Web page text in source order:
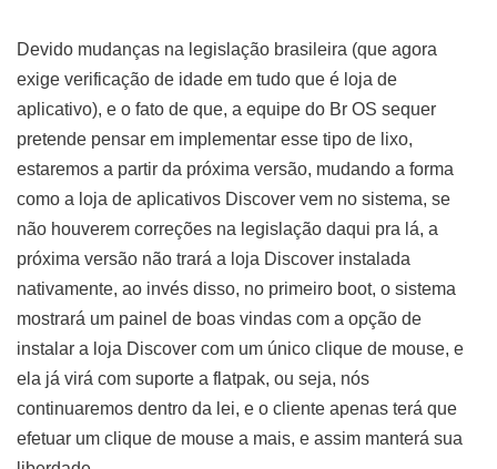
Devido mudanças na legislação brasileira (que agora
exige verificação de idade em tudo que é loja de
aplicativo), e o fato de que, a equipe do Br OS sequer
pretende pensar em implementar esse tipo de lixo,
estaremos a partir da próxima versão, mudando a forma
como a loja de aplicativos Discover vem no sistema, se
não houverem correções na legislação daqui pra lá, a
próxima versão não trará a loja Discover instalada
nativamente, ao invés disso, no primeiro boot, o sistema
mostrará um painel de boas vindas com a opção de
instalar a loja Discover com um único clique de mouse, e
ela já virá com suporte a flatpak, ou seja, nós
continuaremos dentro da lei, e o cliente apenas terá que
efetuar um clique de mouse a mais, e assim manterá sua